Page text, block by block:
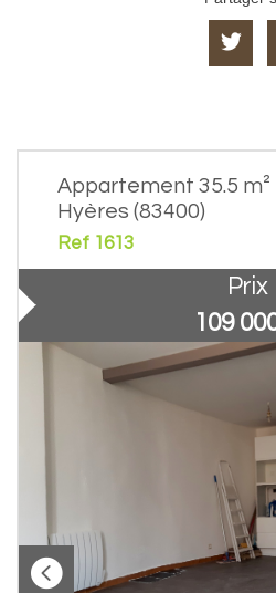
Appartement 35.5 m²
Hyères (83400)
Ref 1613
Prix
109